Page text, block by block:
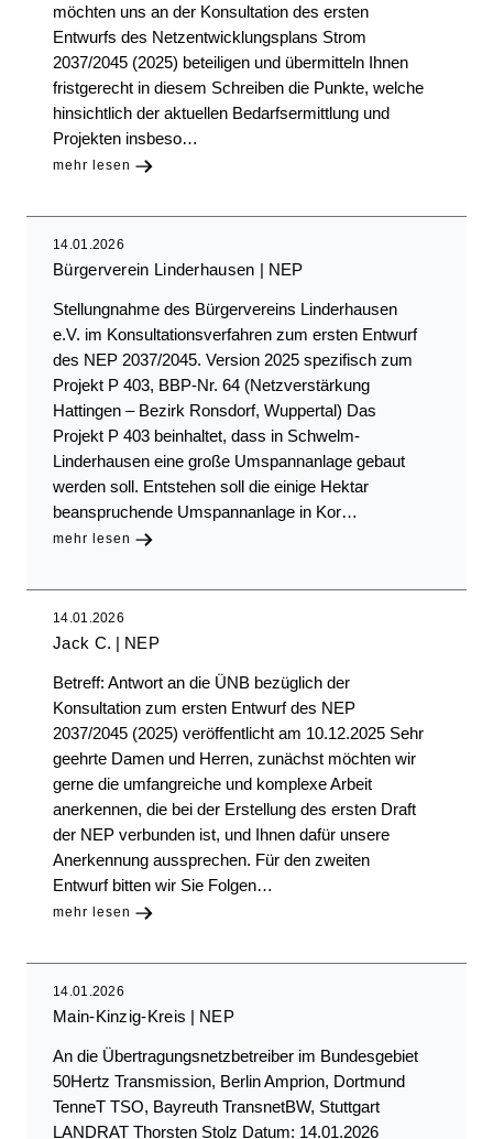
möchten uns an der Konsultation des ersten
Entwurfs des Netzentwicklungsplans Strom
2037/2045 (2025) beteiligen und übermitteln Ihnen
fristgerecht in diesem Schreiben die Punkte, welche
hinsichtlich der aktuellen Bedarfsermittlung und
Projekten insbeso…
mehr lesen
14.01.2026
Bürgerverein Linderhausen NEP
Stellungnahme des Bürgervereins Linderhausen
e.V. im Konsultationsverfahren zum ersten Entwurf
des NEP 2037/2045. Version 2025 spezifisch zum
Projekt P 403, BBP-Nr. 64 (Netzverstärkung
Hattingen – Bezirk Ronsdorf, Wuppertal) Das
Projekt P 403 beinhaltet, dass in Schwelm-
Linderhausen eine große Umspannanlage gebaut
werden soll. Entstehen soll die einige Hektar
beanspruchende Umspannanlage in Kor…
mehr lesen
14.01.2026
Jack C. NEP
Betreff: Antwort an die ÜNB bezüglich der
Konsultation zum ersten Entwurf des NEP
2037/2045 (2025) veröffentlicht am 10.12.2025 Sehr
geehrte Damen und Herren, zunächst möchten wir
gerne die umfangreiche und komplexe Arbeit
anerkennen, die bei der Erstellung des ersten Draft
der NEP verbunden ist, und Ihnen dafür unsere
Anerkennung aussprechen. Für den zweiten
Entwurf bitten wir Sie Folgen…
mehr lesen
14.01.2026
Main-Kinzig-Kreis NEP
An die Übertragungsnetzbetreiber im Bundesgebiet
50Hertz Transmission, Berlin Amprion, Dortmund
TenneT TSO, Bayreuth TransnetBW, Stuttgart
LANDRAT Thorsten Stolz Datum: 14.01.2026